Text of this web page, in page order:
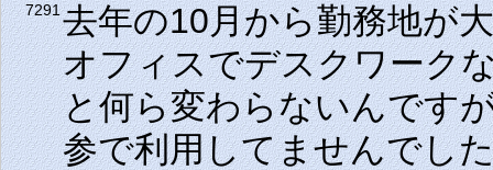
7291去年の10月から勤務地が
オフィスでデスクワーク
と何ら変わらないんです
参で利用してませんでし